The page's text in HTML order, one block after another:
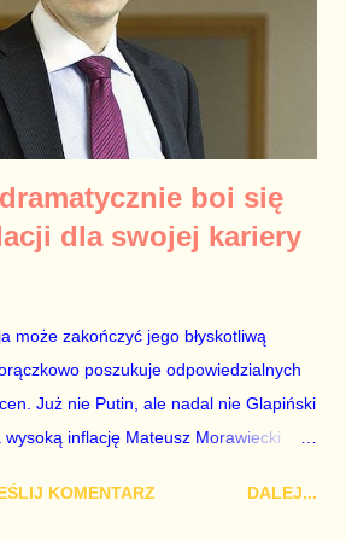
boi się
dla swojej kariery
może zakończyć jego błyskotliwą
poszukuje odpowiedzialnych
Już nie Putin, ale nadal nie Glapiński
inflację Mateusz Morawiecki
unika niezwykle konsekwentnie.
KOMENTARZ DALEJ...